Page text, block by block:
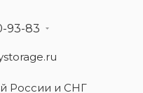
93-83
России и СНГ